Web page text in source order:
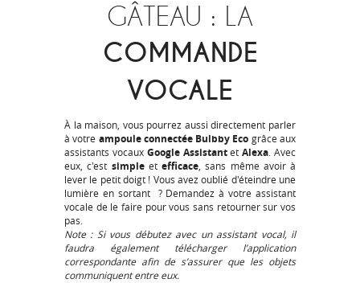
GÂTEAU : LA
COMMANDE
VOCALE
À la maison, vous pourrez aussi directement parler
à votre ampoule connectée Bulbby Eco grâce aux
assistants vocaux Google AssistantetAlexa. Avec
eux, c'est simpleet efficace, sans même avoir à
lever le petit doigt ! Vous avez oublié d'éteindre une
lumière en sortant ? Demandez à votre assistant
vocale de le faire pour vous sans retourner sur vos
pas.
Note : Si vous débutez avec un assistant vocal, il
faudra également télécharger l’application
correspondante afin de s’assurer que les objets
communiquent entre eux.